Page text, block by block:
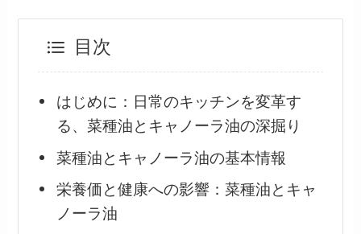
目次
はじめに：日常のキッチンを変革す
る、菜種油とキャノーラ油の深掘り
菜種油とキャノーラ油の基本情報
栄養価と健康への影響：菜種油とキャ
ノーラ油